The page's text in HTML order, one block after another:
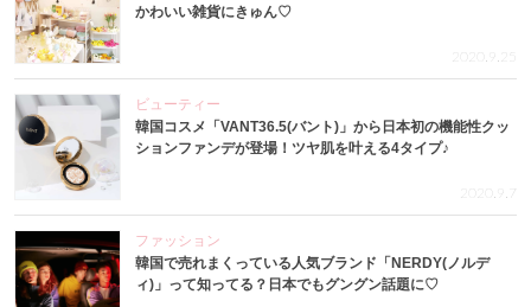
かわいい雑貨にきゅん♡
ビューティー
韓国コスメ「VANT36.5(バント)」から日本初の機能性クッ
ションファンデが登場！ツヤ肌を叶える4タイプ♪
ファッション
韓国で売れまくっている人気ブランド「NERDY(ノルデ
ィ)」って知ってる？日本でもグングン話題に♡